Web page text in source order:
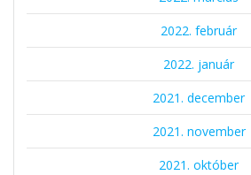
2022. február
2022. január
2021. december
2021. november
2021. október